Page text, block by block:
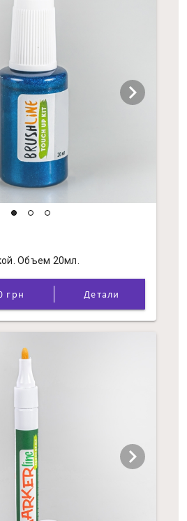
chevron_right
Объем 20мл.
330 грн Детали
chevron_right